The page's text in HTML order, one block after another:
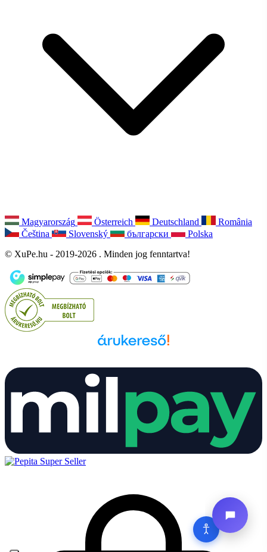
Magyarország Österreich Deutschland
România
Čeština
Slovenský български
Polska
© XuPe.hu - 2019-2026 . Minden jog fenntartva!